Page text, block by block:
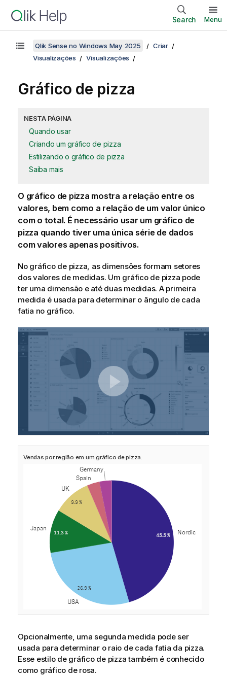
Search Menu
Qlik Sense no Windows May 2025
Criar
Visualizações
Visualizações
Gráfico de pizza
NESTA PÁGINA
Quando usar
Criando um gráfico de pizza
Estilizando o gráfico de pizza
Saiba mais
O gráfico de pizza mostra a relação entre os
valores, bem como a relação de um valor único
com o total. É necessário usar um gráfico de
pizza quando tiver uma única série de dados
com valores apenas positivos.
No gráfico de pizza, as dimensões formam setores
dos valores de medidas. Um gráfico de pizza pode
ter uma dimensão e até duas medidas. A primeira
medida é usada para determinar o ângulo de cada
fatia no gráfico.
Vendas por região em um gráfico de pizza.
Opcionalmente, uma segunda medida pode ser
usada para determinar o raio de cada fatia da pizza.
Esse estilo de gráfico de pizza também é conhecido
como gráfico de rosa.